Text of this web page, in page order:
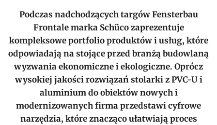
Podczas nadchodzących targów Fensterbau
Frontale marka Schüco zaprezentuje
kompleksowe portfolio produktów i usług, które
odpowiadają na stojące przed branżą budowlaną
wyzwania ekonomiczne i ekologiczne. Oprócz
wysokiej jakości rozwiązań stolarki z PVC-U i
aluminium do obiektów nowych i
modernizowanych firma przedstawi cyfrowe
narzędzia, które znacząco ułatwiają proces